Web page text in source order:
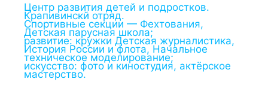
Центр развития детей и подростков.
Крапивинскй отряд.
Спортивные секции — Фехтования,
Детская парусная школа;
развитие: кружки Детская журналистика,
История России и флота, Начальное
техническое моделирование;
искусство: фото и киностудия, актёрское
мастерство.